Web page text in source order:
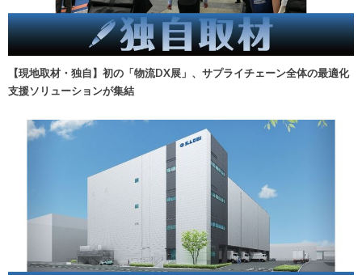
【現地取材・独自】初の「物流DX展」、サプライチェーン全体の最適化
支援ソリューションが集結